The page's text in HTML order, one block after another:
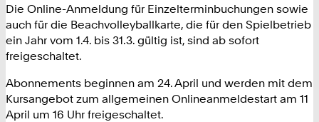
Die Online-Anmeldung für Einzelterminbuchungen sowie
auch für die Beachvolleyballkarte, die für den Spielbetrieb
ein Jahr vom 1.4. bis 31.3. gültig ist, sind ab sofort
freigeschaltet.
Abonnements beginnen am 24. April und werden mit dem
Kursangebot zum allgemeinen Onlineanmeldestart am 11
April um 16 Uhr freigeschaltet.